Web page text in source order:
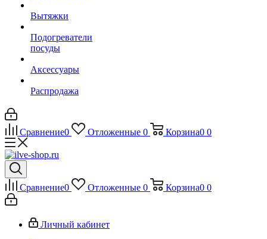
Вытяжки
Подогреватели
посуды
Аксессуары
Распродажа
Сравнение0 Отложенные 0 Корзина0 0
Сравнение0 Отложенные 0 Корзина0 0
Личный кабинет